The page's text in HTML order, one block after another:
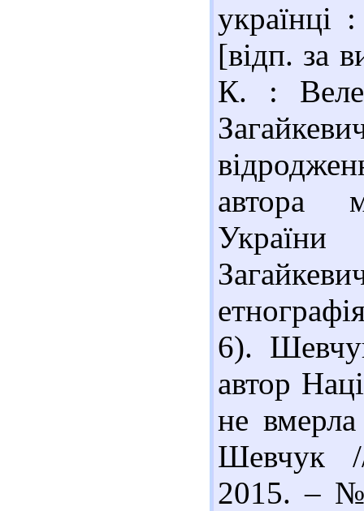
українці
[відп. за
К. :
автора
6).
автор
не
Шевчук //
2015. –